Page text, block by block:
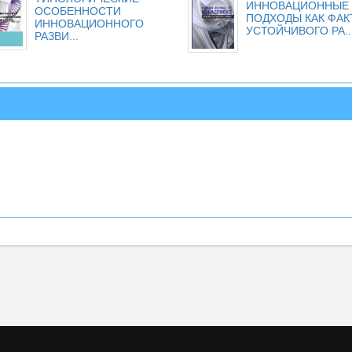
ОСОБЕННОСТИ
ИННОВАЦИОННОГО
РАЗВИ...
ИННОВАЦИОННЫЕ
ПОДХОДЫ КАК
УСТОЙЧИВОГО РА...